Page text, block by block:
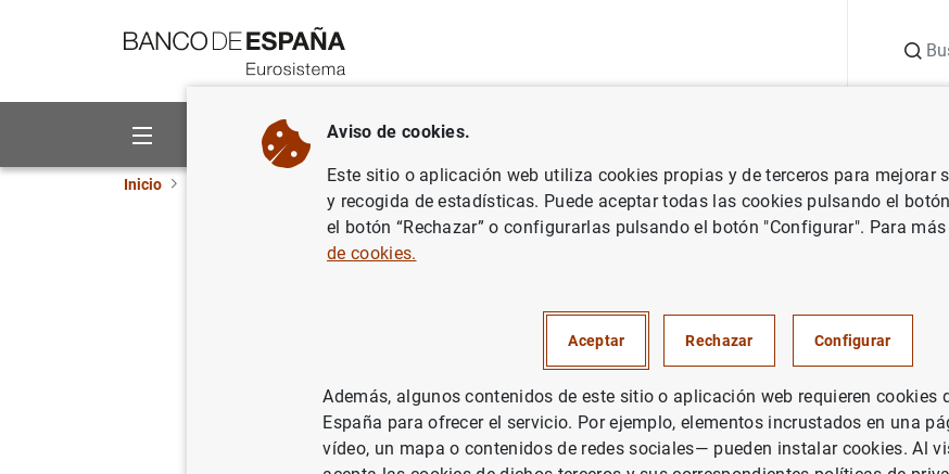
Sobre el Banco Áreas de actuación
Inicio Noticias del Banco Central Europeo Notas de prensa del Banco Central Europeo
Informe 2002 sobre el papel
Aviso de cookies.
Este sitio o aplicación web utiliza cookies propias y de terceros para mejorar
y recogida de estadísticas. Puede aceptar todas las cookies pulsando el
el botón “Rechazar” o configurarlas pulsando el botón "Configurar". Para
de cookies.
Aceptar Rechazar Configurar
Además, algunos contenidos de este sitio o aplicación web requieren cookies
España para ofrecer el servicio. Por ejemplo, elementos incrustados en una
vídeo, un mapa o contenidos de redes sociales— pueden instalar cookies. Al